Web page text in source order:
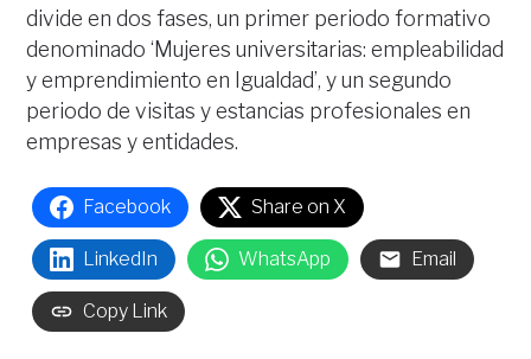
divide en dos fases, un primer periodo formativo
denominado ‘Mujeres universitarias: empleabilidad
y emprendimiento en Igualdad’, y un segundo
periodo de visitas y estancias profesionales en
empresas y entidades.
Facebook Share on X
LinkedIn WhatsApp Email
Copy Link